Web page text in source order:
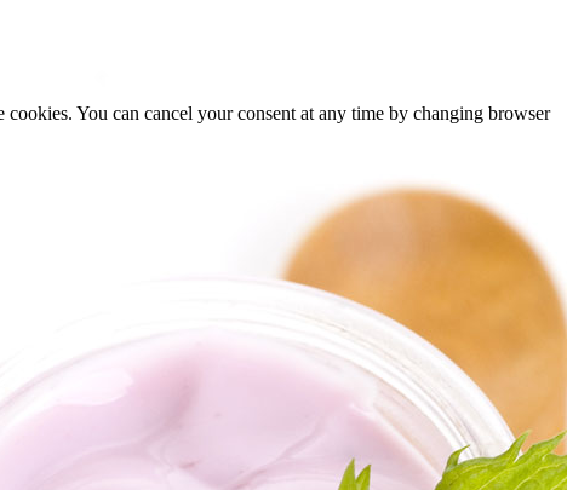
You can cancel your consent at any time by changing browser